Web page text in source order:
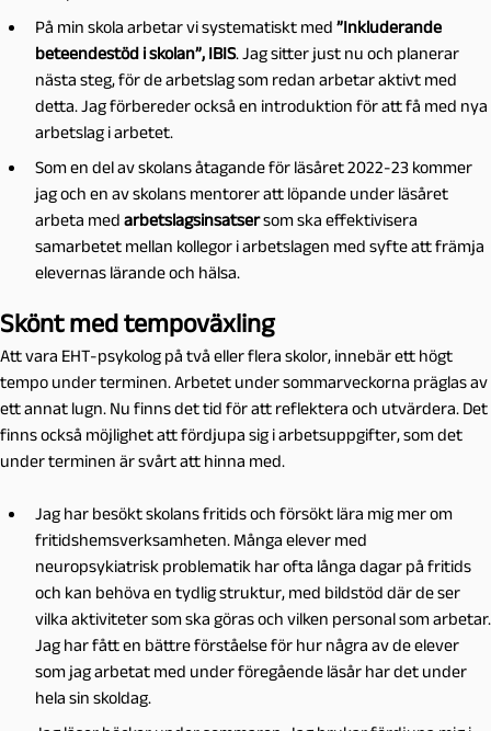
På min skola arbetar vi systematiskt med ”Inkluderande
beteendestöd i skolan”, IBIS. Jag sitter just nu och planerar
nästa steg, för de arbetslag som redan arbetar aktivt med
detta. Jag förbereder också en introduktion för att få med nya
arbetslag i arbetet.
Som en del av skolans åtagande för läsåret 2022-23 kommer
jag och en av skolans mentorer att löpande under läsåret
arbeta med arbetslagsinsatsersom ska effektivisera
samarbetet mellan kollegor i arbetslagen med syfte att främja
elevernas lärande och hälsa.
Skönt med tempoväxling
Att vara EHT-psykolog på två eller flera skolor, innebär ett högt
tempo under terminen. Arbetet under sommarveckorna präglas av
ett annat lugn. Nu finns det tid för att reflektera och utvärdera. Det
finns också möjlighet att fördjupa sig i arbetsuppgifter, som det
under terminen är svårt att hinna med.
Jag har besökt skolans fritids och försökt lära mig mer om
fritidshemsverksamheten. Många elever med
neuropsykiatrisk problematik har ofta långa dagar på fritids
och kan behöva en tydlig struktur, med bildstöd där de ser
vilka aktiviteter som ska göras och vilken personal som arbetar.
Jag har fått en bättre förståelse för hur några av de elever
som jag arbetat med under föregående läsår har det under
hela sin skoldag.